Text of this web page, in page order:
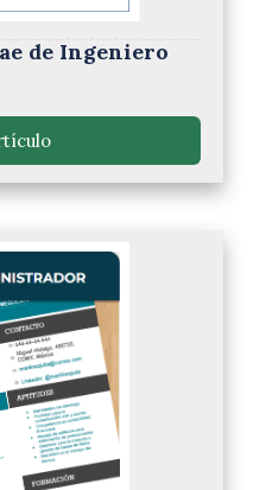
de Ingeniero